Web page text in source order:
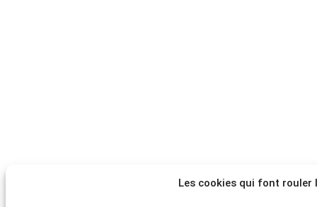
Les cookies qui font rouler